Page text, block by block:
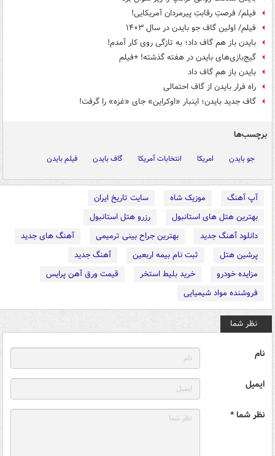
فیلم/ فرصتِ رقابتِ پیرمردان آمریکایی!
فیلم/ اولین گاف جو بایدن در سال ۱۴۰۳
بایدن باز هم گاف داد؛ به تازگی روی کار آمدم!
گیج‌بازی‌های بایدن در هفته گذشته! +فیلم
بایدن باز هم گاف داد
راه فرار بایدن از گاف احتمالی
گاف جدید بایدن؛ اینبار «اوکراین» جای «غزه» را گرفت!
برچسب‌ها
جو بایدن امریکا انتخابات آمریکا گاف بایدن فیلم بایدن
آپ آهنگ موزیک شاه
سایت تاریخ ایران
بهترین هتل های استانبول
رزرو هتل استانبول
دانلود آهنگ جدید
بهترین جراح بینی ترمیمی
آهنگ های جدید
پرشین هتل
ثبت نام بیمه اربعین
آهنگ جدید
مزایده خودرو
خرید بلیط استخر
قیمت ورق آهن پرایس
فروشنده مواد شیمیایی
نظر شما
نام
ایمیل
نظر شما *